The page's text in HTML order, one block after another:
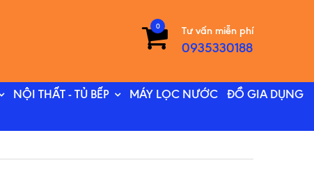
Tư vấn miễn phí
0935330188
0
NỘI THẤT - TỦ BẾP MÁY LỌC NƯỚC
ĐỒ GIA DỤNG